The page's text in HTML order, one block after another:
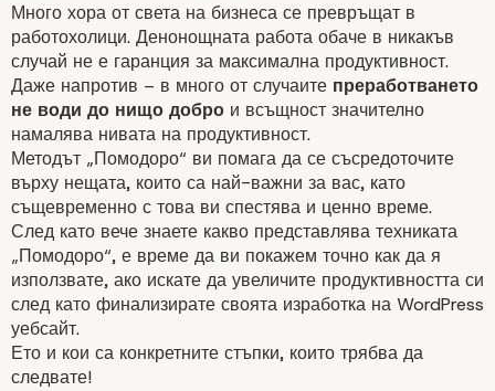
Какво представлява
техниката
Много хора от света на бизнеса се превръщат в
работохолици. Денонощната работа обаче в никакъв
случай не е гаранция за максимална продуктивност.
Даже напротив – в много от случаите преработването
не води до нищо добро и всъщност значително
намалява нивата на продуктивност.
Методът „Помодоро“ ви помага да се съсредоточите
върху нещата, които са най-важни за вас, като
същевременно с това ви спестява и ценно време.
След като вече знаете какво представлява техниката
„Помодоро“, е време да ви покажем точно как да я
използвате, ако искате да увеличите продуктивността си
след като финализирате своята изработка на WordPress
уебсайт.
Ето и кои са конкретните стъпки, които трябва да
следвате!